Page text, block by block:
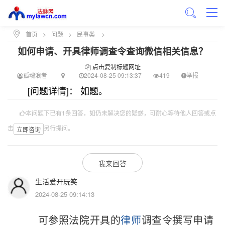
首页 > 问题 > 民事类 >
如何申请、开具律师调查令查询微信相关信息？
点击复制标题网址
孤魂浪者
2024-08-25 09:13:37 419 举报
[问题详情]： 如题。
本问题下已有1条回答，如仍未解决您的疑惑，可耐心等待他人回答或点
击 立即咨询 另行提问。
我来回答
生活爱开玩笑
2024-08-25 09:14:13
可参照法院开具的律师调查令撰写申请